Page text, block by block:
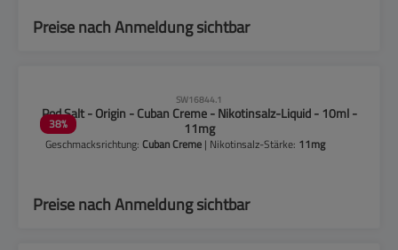
Preise nach Anmeldung sichtbar
38%
SW16844.1
Pod Salt - Origin - Cuban Creme - Nikotinsalz-Liquid - 10ml -
11mg
Geschmacksrichtung:Cuban Creme | Nikotinsalz-Stärke: 11mg
Preise nach Anmeldung sichtbar